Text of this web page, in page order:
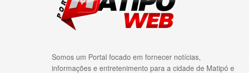
Somos um Portal focado em fornecer notícias,
informações e entretenimento para a cidade de Matipó e